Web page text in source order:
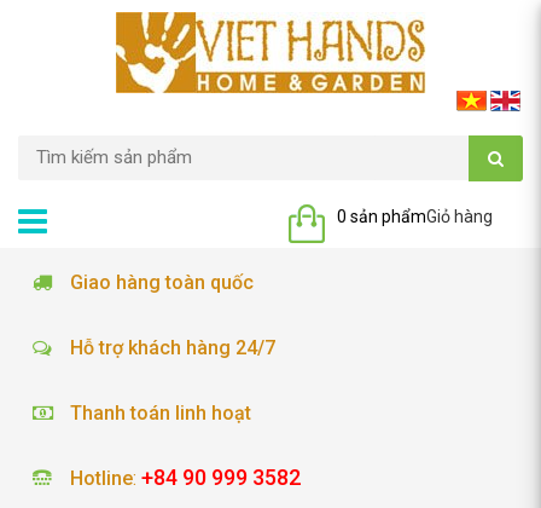
Giỏ hàng
0 sản phẩm
Giao hàng toàn quốc
Hỗ trợ khách hàng 24/7
Thanh toán linh hoạt
Hotline: +84 90 999 3582